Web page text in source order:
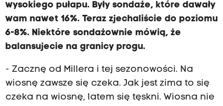
wysokiego pułapu. Były sondaże, które dawały
wam nawet 16%. Teraz zjechaliście do poziomu
6-8%. Niektóre sondażownie mówią, że
balansujecie na granicy progu.
- Zacznę od Millera i tej sezonowości. Na
wiosnę zawsze się czeka. Jak jest zima to się
czeka na wiosnę, latem się tęskni. Wiosna nie